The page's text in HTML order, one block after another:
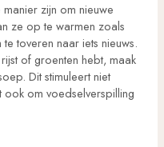
zijn om nieuwe
ze op te warmen zoals
toveren naar iets nieuws.
of groenten hebt, maak
Dit stimuleert niet
ook om voedselverspilling